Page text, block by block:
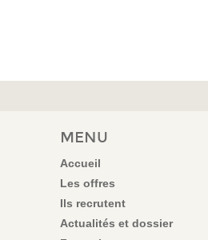
en Nouvelle Calédonie. En
sans préjudice de tous recours de
l'interprétation ou l'exécution d'un
du présent site Web est
: l’ensemble des données fournies
de la province Sud. J’accepte
conditions, vous renoncez à
le jour même
MENU
Accueil
Les offres
Ils recrutent
Actualités et dossier